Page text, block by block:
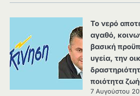
Το νερό
αγαθό,
βασική
υγεία, την
ποιότητα
7 Αυγούστου